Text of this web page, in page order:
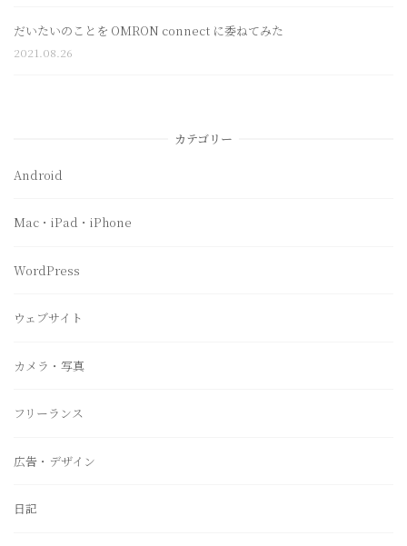
だいたいのことを OMRON connect に委ねてみた
2021.08.26
カテゴリー
Android
Mac・iPad・iPhone
WordPress
ウェブサイト
カメラ・写真
フリーランス
広告・デザイン
日記